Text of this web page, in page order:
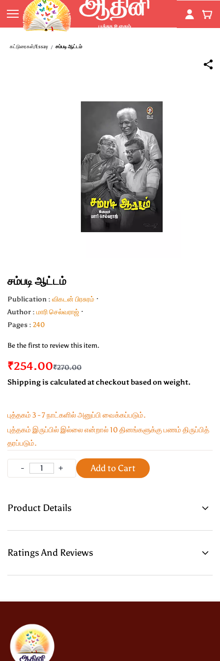
main
content
கட்டுரைகள்/Essay / சம்படி ஆட்டம்
சம்படி ஆட்டம்
Publication : விகடன் பிரசுரம்
Author : மாரி செல்வராஜ்
Pages : 240
Be the first to review this item.
₹254.00₹270.00
Shipping is calculated at checkout based on weight.
புத்தகம் 3 - 7 நாட்களில் அனுப்பி வைக்கப்படும்.
புத்தகம் இருப்பில் இல்லை என்றால் 10 தினங்களுக்கு பணம் திருப்பித்
தரப்படும்.
Add to Cart
Product Details
Ratings And Reviews